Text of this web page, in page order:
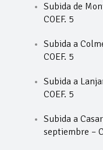
Subida de
COEF. 5
Subida a
COEF. 5
Subida a
COEF. 5
Subida a
septiembre –